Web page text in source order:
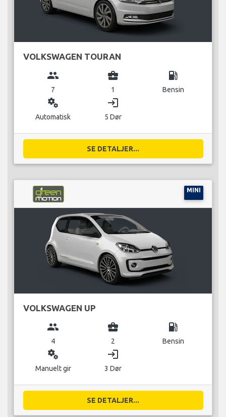
VOLKSWAGEN TOURAN
group
7
business_center
1
local_gas_station
Bensin
miscellaneous_services
Automatisk
login
5 Dør
SE DETALJER...
MINI
VOLKSWAGEN UP
group
4
business_center
2
local_gas_station
Bensin
miscellaneous_services
Manuelt gir
login
3 Dør
SE DETALJER...